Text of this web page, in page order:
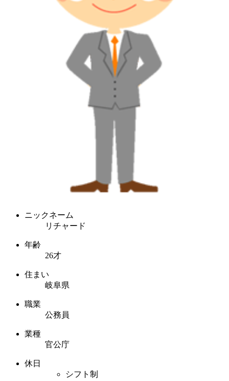
ニックネーム
リチャード
年齢
26才
住まい
岐阜県
職業
公務員
業種
官公庁
休日
シフト制